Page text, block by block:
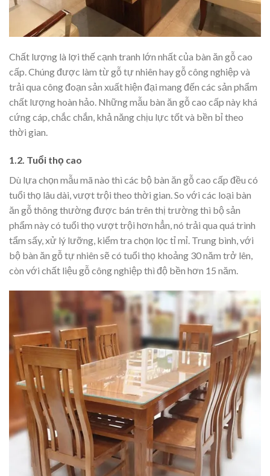
Chất lượng là lợi thế cạnh tranh lớn nhất của bàn ăn gỗ cao
cấp. Chúng được làm từ gỗ tự nhiên hay gỗ công nghiệp và
trải qua công đoạn sản xuất hiện đại mang đến các sản phẩm
chất lượng hoàn hảo. Những mẫu bàn ăn gỗ cao cấp này khá
cứng cáp, chắc chắn, khả năng chịu lực tốt và bền bỉ theo
thời gian.
1.2. Tuổi thọ cao
Dù lựa chọn mẫu mã nào thì các bộ bàn ăn gỗ cao cấp đều có
tuổi thọ lâu dài, vượt trội theo thời gian. So với các loại bàn
ăn gỗ thông thường được bán trên thị trường thì bộ sản
phẩm này có tuổi thọ vượt trội hơn hẳn, nó trải qua quá trình
tẩm sấy, xử lý lưỡng, kiểm tra chọn lọc tỉ mỉ. Trung bình, với
bộ bàn ăn gỗ tự nhiên sẽ có tuổi thọ khoảng 30 năm trở lên,
còn với chất liệu gỗ công nghiệp thì độ bền hơn 15 năm.